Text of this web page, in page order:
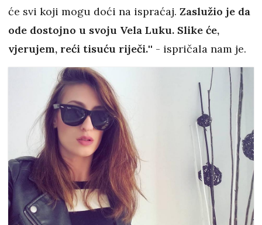
će svi koji mogu doći na ispraćaj. Zaslužio je da
ode dostojno u svoju Vela Luku. Slike će,
vjerujem, reći tisuću riječi.'' - ispričala nam je.